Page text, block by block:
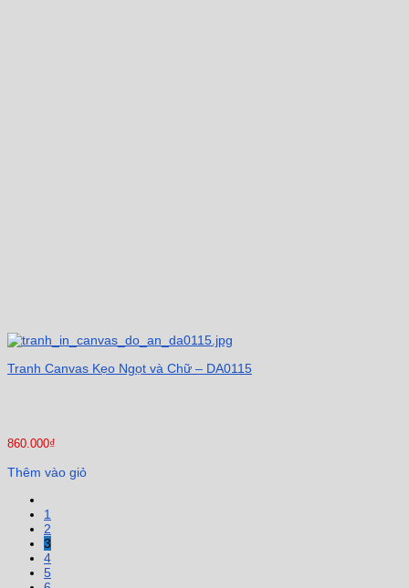
Tranh Canvas Kẹo Ngọt và Chữ – DA0115
860.000₫
Thêm vào giỏ
1
2
3
4
5